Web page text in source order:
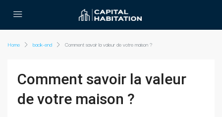
Home back-end Comment savoir la valeur de votre maison ?
Comment savoir la valeur
de votre maison ?